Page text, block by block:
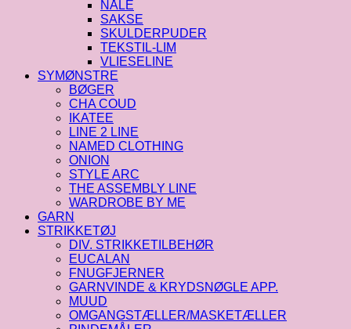
NÅLE
SAKSE
SKULDERPUDER
TEKSTIL-LIM
VLIESELINE
SYMØNSTRE
BØGER
CHA COUD
IKATEE
LINE 2 LINE
NAMED CLOTHING
ONION
STYLE ARC
THE ASSEMBLY LINE
WARDROBE BY ME
GARN
STRIKKETØJ
DIV. STRIKKETILBEHØR
EUCALAN
FNUGFJERNER
GARNVINDE & KRYDSNØGLE APP.
MUUD
OMGANGSTÆLLER/MASKETÆLLER